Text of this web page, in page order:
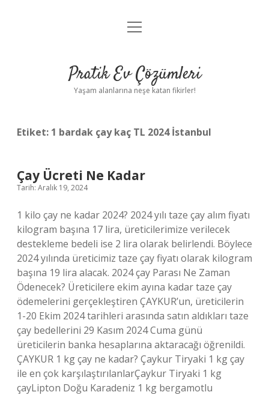
Anasayfa
Yasal Uyarı
menüyü
Pratik Ev Çözümleri
Yaşam alanlarına neşe katan fikirler!
Etiket: 1 bardak çay kaç TL 2024 İstanbul
Çay Ücreti Ne Kadar
Tarih: Aralık 19, 2024
1 kilo çay ne kadar 2024? 2024 yılı taze çay alım fiyatı
kilogram başına 17 lira, üreticilerimize verilecek
destekleme bedeli ise 2 lira olarak belirlendi. Böylece
2024 yılında üreticimiz taze çay fiyatı olarak kilogram
başına 19 lira alacak. 2024 çay Parası Ne Zaman
Ödenecek? Üreticilere ekim ayına kadar taze çay
ödemelerini gerçekleştiren ÇAYKUR’un, üreticilerin
1-20 Ekim 2024 tarihleri ​​arasında satın aldıkları taze
çay bedellerini 29 Kasım 2024 Cuma günü
üreticilerin banka hesaplarına aktaracağı öğrenildi.
ÇAYKUR 1 kg çay ne kadar? Çaykur Tiryaki 1 kg çay
ile en çok karşılaştırılanlarÇaykur Tiryaki 1 kg
çayLipton Doğu Karadeniz 1 kg bergamotlu